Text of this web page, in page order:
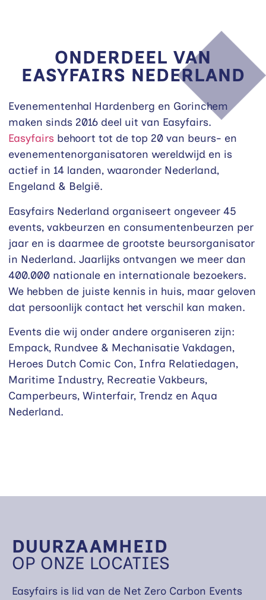
ONDERDEEL VAN
EASYFAIRS NEDERLAND
Evenementenhal Hardenberg en Gorinchem
maken sinds 2016 deel uit van Easyfairs.
Easyfairs behoort tot de top 20 van beurs- en
evenementenorganisatoren wereldwijd en is
actief in 14 landen, waaronder Nederland,
Engeland & België.
Easyfairs Nederland organiseert ongeveer 45
events, vakbeurzen en consumentenbeurzen per
jaar en is daarmee de grootste beursorganisator
in Nederland. Jaarlijks ontvangen we meer dan
400.000 nationale en internationale bezoekers.
We hebben de juiste kennis in huis, maar geloven
dat persoonlijk contact het verschil kan maken.
Events die wij onder andere organiseren zijn:
Empack, Rundvee & Mechanisatie Vakdagen,
Heroes Dutch Comic Con, Infra Relatiedagen,
Maritime Industry, Recreatie Vakbeurs,
Camperbeurs, Winterfair, Trendz en Aqua
Nederland.
DUURZAAMHEID
OP ONZE LOCATIES
Easyfairs is lid van de Net Zero Carbon Events